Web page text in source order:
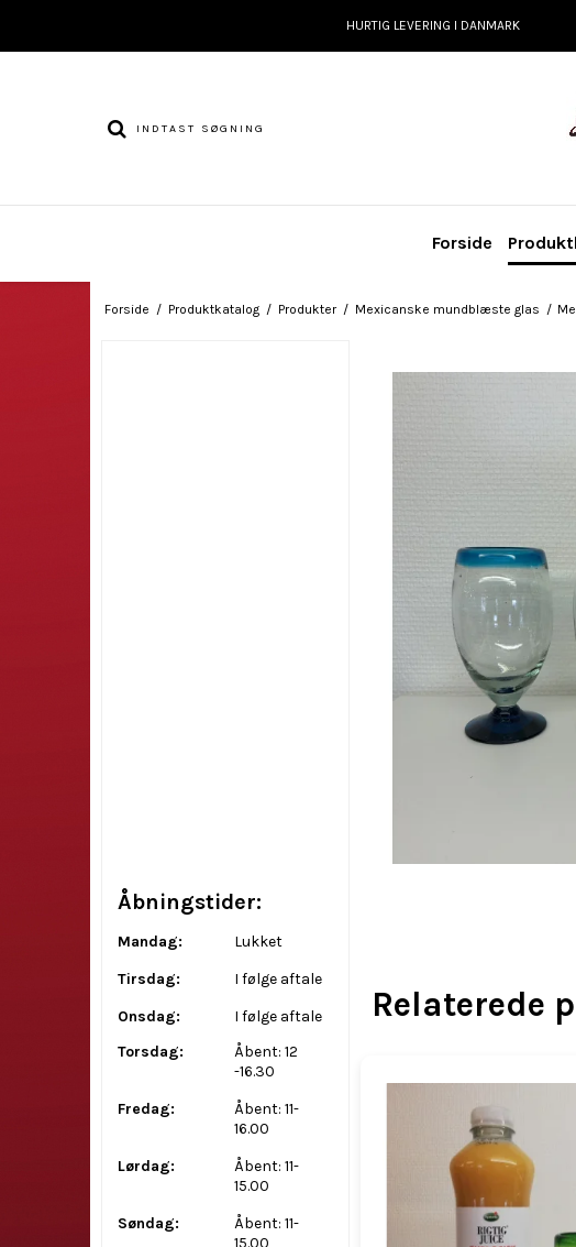
HURTIG LEVERING I DANMARK
Forside
Forside / Produktkatalog / Produkter / Mexicanske mundblæste glas /
Åbningstider:
Mandag:
Lukket
Tirsdag:
I følge aftale
Onsdag:
I følge aftale
Torsdag:
Åbent: 12
-16.30
Fredag:
Åbent: 11-
16.00
Lørdag:
Åbent: 11-
15.00
Søndag:
Åbent: 11-
15.00
Relaterede